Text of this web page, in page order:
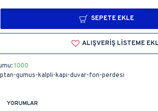
1000
gumus-kalpli-kapi-duvar-fon-perdesi
SEPETE EKLE
ALIŞVERIŞ LISTEME
YORUMLAR